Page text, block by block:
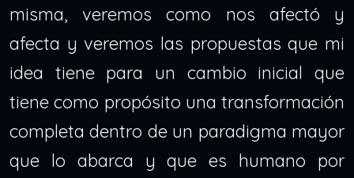
misma, veremos como nos afectó y
afecta y veremos las propuestas que mi
idea tiene para un cambio inicial que
tiene como propósito una transformación
completa dentro de un paradigma mayor
que lo abarca y que es humano por